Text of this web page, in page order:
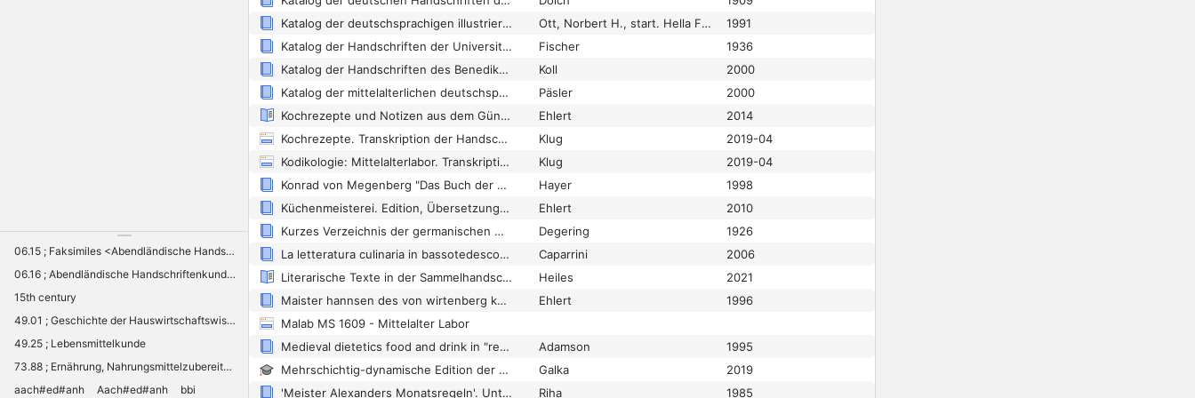
06.15 ; Faksimiles <Abendländische Handschriftenkunde
06.16 ; Abendländische Handschriftenkunde: Sonstiges
15th century
49.01 ; Geschichte der Hauswirtschaftswissenschaft
49.25 ; Lebensmittelkunde
73.88 ; Ernährung, Nahrungsmittelzubereitung <Volkskunde
aach#ed#anh
Aach#ed#anh bbi
Katalog der deutschsprachigen illustrierten Handschriften des Mittelalters
Ott, Norbert H., start. Hella Frühmorgen-Voss, fin. Norbert H. Ott
1991
Katalog der Handschriften der Universitätsbibliothek Erlangen
Fischer
1936
Katalog der Handschriften des Benediktinerstiftes Michaelbeuern bis 1600. Katalogband
Koll
2000
Katalog der mittelalterlichen deutschsprachigen Handschriften der ehemaligen Staats- und Universitätsbibliothek Königsberg. nebst Beschreibungen der mittelalterlichen deutschsprachigen Fragmente des ehemaligen Staatsarchivs Königsberg
Päsler
2000
Kochrezepte und Notizen aus dem Günterstaler Notizenbuch. Edition von fol. 11r–14v der Handschrift GLA 65 Nr. 247 aus dem Generallandesarchiv Karlsruhe
Ehlert
2014
Kochrezepte. Transkription der Handschrift UB Graz, Ms. 1609, fol. 11r-94v.
Klug
2019-04
Kodikologie: Mittelalterlabor. Transkription der Handschrift Graz, UB, Ms. 1609
Klug
2019-04
Konrad von Megenberg "Das Buch der Natur": Untersuchungen zu seiner Text- und Überlieferungsgeschichte
Hayer
1998
Küchenmeisterei. Edition, Übersetzung und Kommentar zweier Kochbuch-Handschriften des 15. Jahrhunderts. Solothurn S 490 und Köln, Historisches Archiv GB 4° 27. Mit einem reprographischen Nachdruck der Kölner Handschrift
Ehlert
2010
Kurzes Verzeichnis der germanischen Handschriften der Preussischen Staatsbibliothek
Degering
1926
La letteratura culinaria in bassotedesco medio: un'indagine linguistica e storico-culturale sulla base del ricettario di Wolfenbüttel (Cod. Guelf. Helmst. 1213)
Caparrini
2006
Literarische Texte in der Sammelhandschrift des Heidelberger Studenten Conrad Buitzruss aus dem Jahre 1424 (München, Staatbibliothek, Clm 671)
Heiles
2021
Maister hannsen des von wirtenberg koch
Ehlert
1996
Malab MS 1609 - Mittelalter Labor
Medieval dietetics food and drink in "regimen sanitatis" literature from 800 to 1400
Adamson
1995
Mehrschichtig-dynamische Edition der Erlangener Kochrezepttextsammlung Ms. B 37. Mit textkritischem Kommentar und Ausgabenglossar
Galka
2019
'Meister Alexanders Monatsregeln'. Untersuchungen zu einem spätmittelalterlichen Regimen duodecim mensium mit kritischer Textausgabe
Riha 1985